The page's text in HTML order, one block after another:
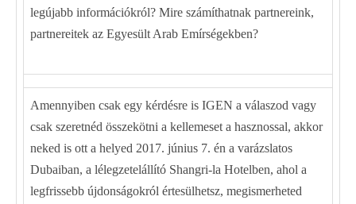
legújabb információkról? Mire számíthatnak partnereink,
partnereitek az Egyesült Arab Emírségekben?
Amennyiben csak egy kérdésre is IGEN a válaszod vagy
csak szeretnéd összekötni a kellemeset a hasznossal, akkor
neked is ott a helyed 2017. június 7. én a varázslatos
Dubaiban, a lélegzetelállító Shangri-la Hotelben, ahol a
legfrissebb újdonságokról értesülhetsz, megismerheted